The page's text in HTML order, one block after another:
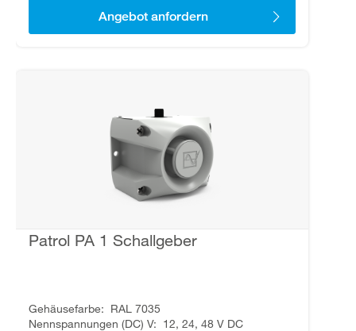
Angebot anfordern
Patrol PA 1 Schallgeber
Gehäusefarbe
RAL 7035
Nennspannungen (DC) V
12, 24, 48 V DC